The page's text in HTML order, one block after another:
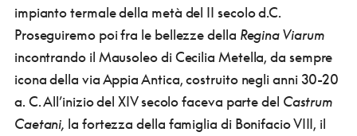
impianto termale della metà del II secolo d.C.
Proseguiremo poi fra le bellezze della Regina Viarum
incontrando il Mausoleo di Cecilia Metella, da sempre
icona della via Appia Antica, costruito negli anni 30-20
a. C. All’inizio del XIV secolo faceva parte del Castrum
Caetani, la fortezza della famiglia di Bonifacio VIII, il